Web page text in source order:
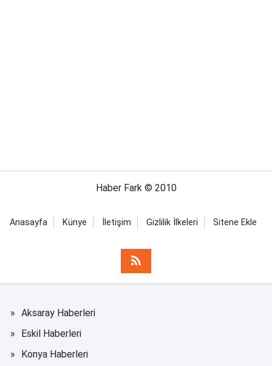
Haber Fark © 2010
Anasayfa Künye İletişim Gizlilik İlkeleri Sitene Ekle
Aksaray Haberleri
Eskil Haberleri
Konya Haberleri